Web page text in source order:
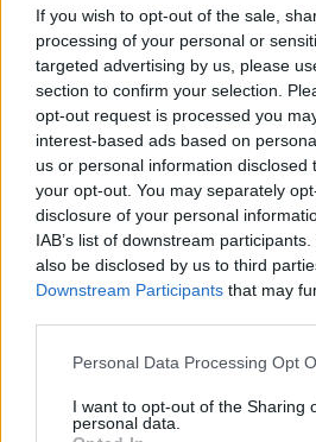
If you wish to opt-out of the sale,
processing of your personal or
targeted advertising by us, please
section to confirm your selection.
opt-out request is processed you
interest-based ads based on
us or personal information disclosed
your opt-out. You may separately
disclosure of your personal
IAB’s list of downstream
also be disclosed by us to third
Downstream Participants that may
Please note that this website/app
not limited to your visit or usage
grant or deny consent to Google
Personal Data Processing Opt
I want to opt-out of the Sharing
personal data.
Ez tényleg egy